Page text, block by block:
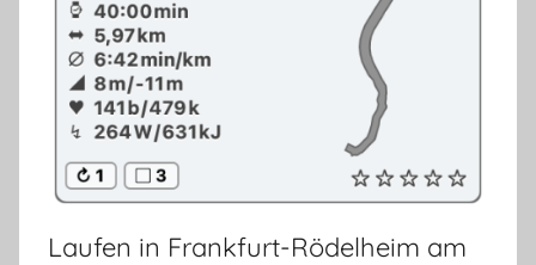
Laufen in Frankfurt-Rödelheim am